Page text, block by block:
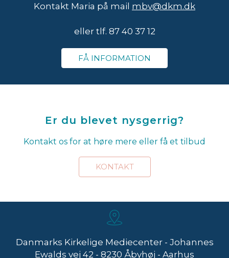
Kontakt Maria på mail mbv@dkm.dk
eller tlf. 87 40 37 12
FÅ INFORMATION
Er du blevet nysgerrig?
Kontakt os for at høre mere eller få et tilbud
KONTAKT
Danmarks Kirkelige Mediecenter - Johannes
Ewalds vej 42 - 8230 Åbyhøj - Aarhus